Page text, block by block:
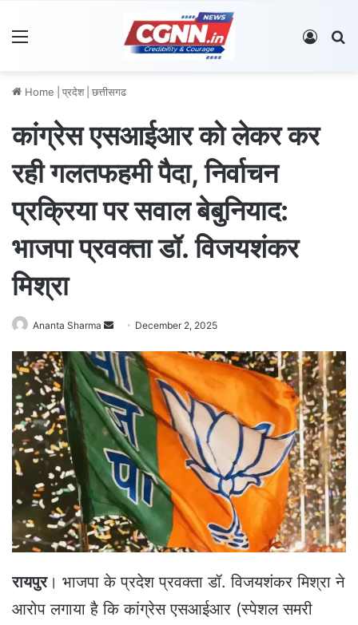
Log In
Home प्रदेश छत्तीसगढ
कांग्रेस एसआईआर को लेकर कर
रही गलतफहमी पैदा, निर्वाचन
प्रक्रिया पर सवाल बेबुनियाद:
भाजपा प्रवक्ता डॉ. विजयशंकर
मिश्रा
Ananta Sharma
n
d
a
n
e
m
a
i
l
December 2, 2025
रायपुर। भाजपा के प्रदेश प्रवक्ता डॉ. विजयशंकर मिश्रा ने
आरोप लगाया है कि कांग्रेस एसआईआर (स्पेशल समरी